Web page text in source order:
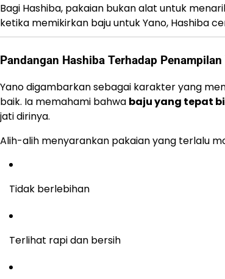
Bagi Hashiba, pakaian bukan alat untuk
ketika memikirkan baju untuk Yano, Hashiba
Pandangan Hashiba Terhadap Penampilan
Yano digambarkan sebagai karakter yang
baik. Ia memahami bahwa baju yang tepat
jati dirinya.
Alih-alih menyarankan pakaian yang terlalu
Tidak berlebihan
Terlihat rapi dan bersih